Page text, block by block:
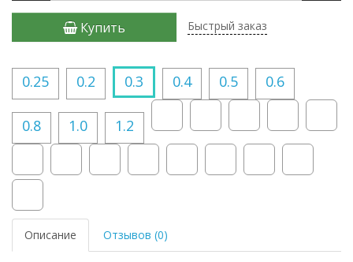
Купить Быстрый заказ
0.25 0.2 0.3 0.4 0.5 0.6
0.8 1.0 1.2
Описание Отзывов (0)